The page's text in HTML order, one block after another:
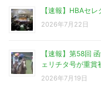
【速報】HBAセ
2026年7月22日
【速報】第58回
ェリチタ号が重賞
2026年7月19日